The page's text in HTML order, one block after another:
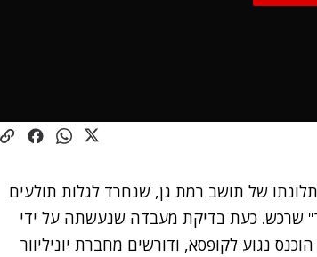
2 באינטרנט את תלונתו של תושב רמת גן, שנחרד לגלות תולעים
שרכש. כעת בדיקת מעבדה שנעשתה על ידי
נגוע לקופסא, ודורשים מחברת יוניליוור